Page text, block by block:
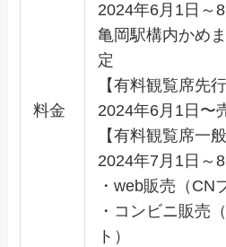
料金
2024年6月1日～
亀岡駅構内かめ
定
【有料観覧席先
2024年6月1日〜
【有料観覧席一
2024年7月1日～
・web販売（CN
・コンビニ販売
ト）